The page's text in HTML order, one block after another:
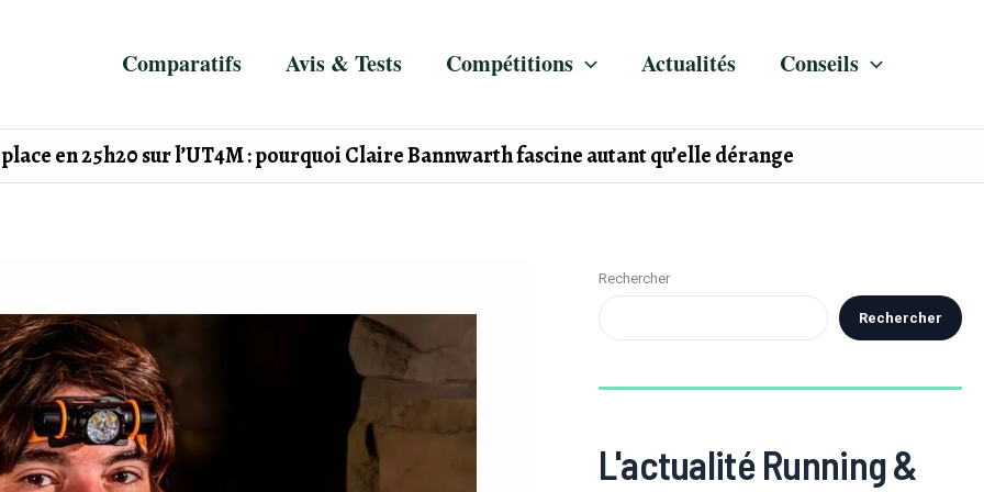
Comparatifs Avis & Tests Compétitions Actualités Conseils
en 25h20 sur l’UT4M : pourquoi Claire Bannwarth fascine autant qu’elle dérange
Rechercher
Rechercher
L'actualité Running &